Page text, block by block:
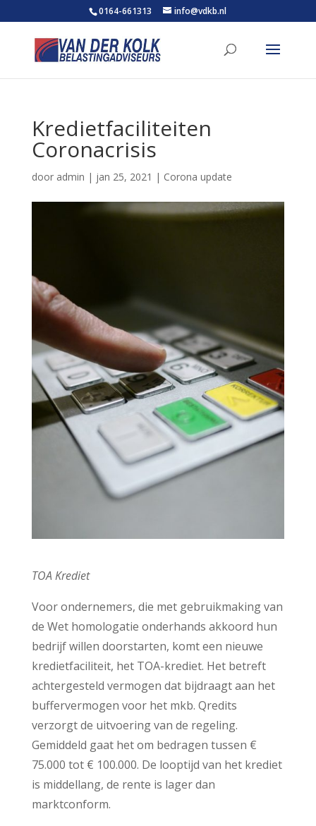
0164-661313 info@vdkb.nl
Kredietfaciliteiten
Coronacrisis
door admin | jan 25, 2021 | Corona update
TOA Krediet
Voor ondernemers, die met gebruikmaking van
de Wet homologatie onderhands akkoord hun
bedrijf willen doorstarten, komt een nieuwe
kredietfaciliteit, het TOA-krediet. Het betreft
achtergesteld vermogen dat bijdraagt aan het
buffervermogen voor het mkb. Qredits
verzorgt de uitvoering van de regeling.
Gemiddeld gaat het om bedragen tussen €
75.000 tot € 100.000. De looptijd van het krediet
is middellang, de rente is lager dan
marktconform.